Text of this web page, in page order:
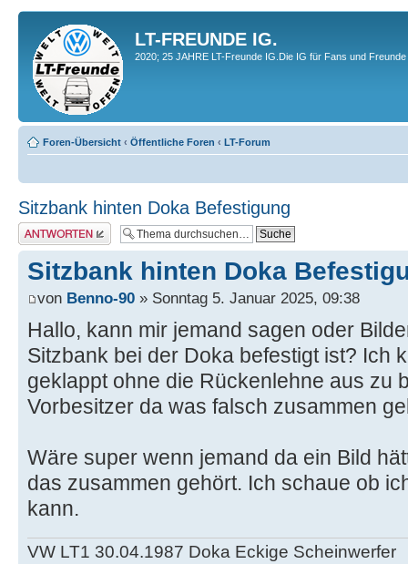
LT-FREUNDE IG.
2020; 25 JAHRE LT-Freunde IG.Die IG für Fans und
Foren-Übersicht ‹ Öffentliche Foren ‹ LT-Forum
Sitzbank hinten Doka Befestigung
Antwort erstellen
Sitzbank hinten Doka
von Benno-90 » Sonntag 5. Januar 2025, 09:38
Hallo, kann mir jemand sagen oder
Sitzbank bei der Doka befestigt ist? Ich
geklappt ohne die Rückenlehne aus zu
Vorbesitzer da was falsch zusammen
Wäre super wenn jemand da ein Bild
das zusammen gehört. Ich schaue ob
kann.
VW LT1 30.04.1987 Doka Eckige Scheinwerfer